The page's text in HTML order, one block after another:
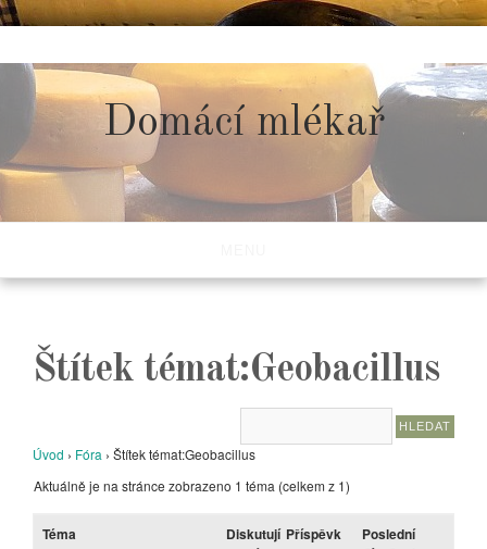
to
content
Domácí mlékař
Štítek témat:Geobacillus
Úvod › Fóra › Štítek témat:Geobacillus
Aktuálně je na stránce zobrazeno 1 téma (celkem z 1)
Téma
Diskutují Příspěvk
Poslední